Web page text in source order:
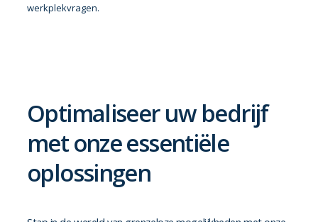
werkplekvragen.
Optimaliseer uw bedrijf
met onze essentiële
oplossingen